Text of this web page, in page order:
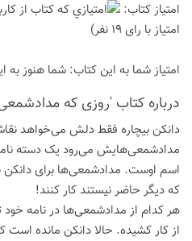
امتیاز كتاب:
امتیاز با رای 19 نفر)
امتیاز شما به این كتاب: شما هنوز به
درباره كتاب 'روزی که
دانکن بیچاره فقط دلش می‌خواهد
مدادشمعی‌هایش می‌رود یک دسته
اسم اوست. مدادشمعی‌ها برای دانکن
که دیگر حاضر نیستند کار کنند!
هر کدام از مدادشمعی‌ها در نامه
از کار کشیده. حالا دانکن مانده